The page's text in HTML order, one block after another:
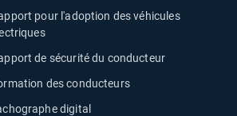
pour l'adoption des véhicules
de sécurité du conducteur
des conducteurs
digital